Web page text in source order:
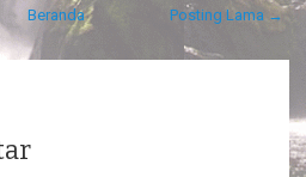
Posting Lama →
Beranda